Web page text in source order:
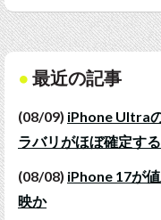
最近の記事
(08/09) iPhone Ultra
ラバリがほぼ確定する
(08/08) iPhone 17が
映か